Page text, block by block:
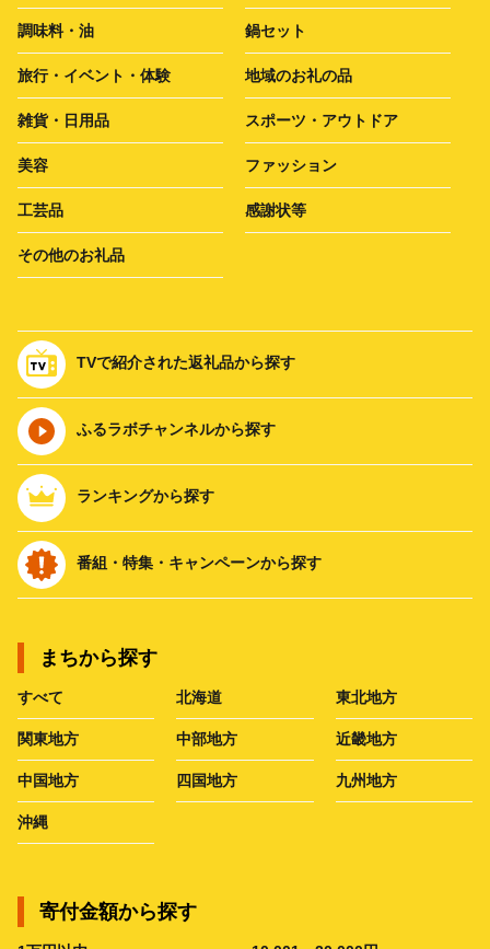
調味料・油 鍋セット
旅行・イベント・体験 地域のお礼の品
雑貨・日用品 スポーツ・アウトドア
美容 ファッション
工芸品 感謝状等
その他のお礼品
TVで紹介された返礼品から探す
ふるラボチャンネルから探す
ランキングから探す
番組・特集・キャンペーンから探す
まちから探す
すべて 北海道 東北地方
関東地方 中部地方 近畿地方
中国地方 四国地方 九州地方
沖縄
寄付金額から探す